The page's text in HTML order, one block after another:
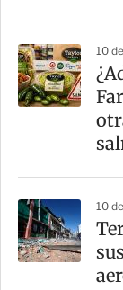
10
10